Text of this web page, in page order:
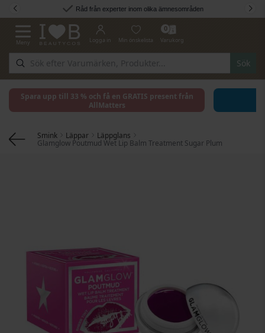
Hoppa till innehålletRåd från experter inom olika ämnesområden
Växla Nav
Meny
Sök
Logga in Min önskelista
0
Varukorg
Spara upp till 33 % och få en GRATIS present från
AllMatters
Smink Läppar
Läppglans
Glamglow Poutmud Wet Lip Balm Treatment Sugar Plum